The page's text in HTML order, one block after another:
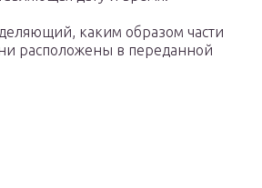
каким образом части
расположены в переданной